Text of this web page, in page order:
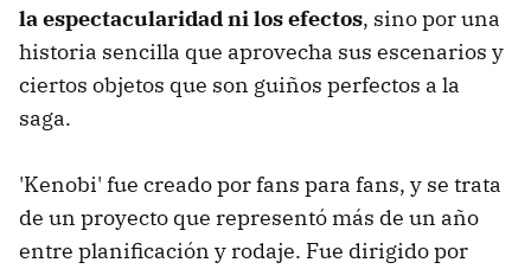
la espectacularidad ni los efectos, sino por una
historia sencilla que aprovecha sus escenarios y
ciertos objetos que son guiños perfectos a la
saga.
'Kenobi' fue creado por fans para fans, y se trata
de un proyecto que representó más de un año
entre planificación y rodaje. Fue dirigido por